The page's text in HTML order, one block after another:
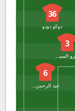
36
دوكو دودو
3
عمرو السيسي
6
عبد الرحمن عامر